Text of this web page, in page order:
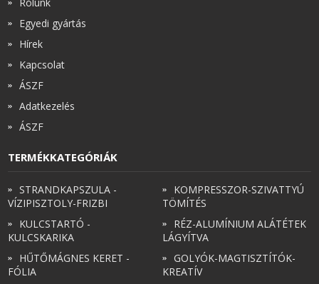
Egyedi gyártás
Hírek
Kapcsolat
ÁSZF
Adatkezelés
ÁSZF
TERMÉKKATEGÓRIÁK
STRANDKAPSZULA -
VÍZIPISZTOLY-FRIZBI
KULCSTARTÓ -
KULCSKARIKA
HŰTŐMÁGNES KERET -
FÓLIA
KOMPRESSZOR-SZIVATTYÚ
TÖMÍTÉS
RÉZ-ALUMÍNIUM ALÁTÉTEK
LÁGYÍTVA
GOLYÓK-MAGTISZTÍTÓK-
KREATÍV